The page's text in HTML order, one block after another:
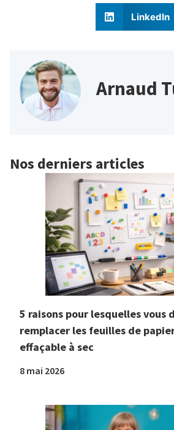
LinkedIn
Arnaud
Nos derniers articles
5 raisons pour lesquelles vous
remplacer les feuilles de
effaçable à sec
8 mai 2026